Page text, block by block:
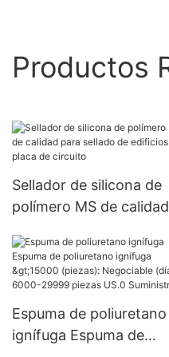
Productos
Sellador de silicona de
polímero MS de calidad
placa de circuito
Espuma de poliuretano
ignífuga Espuma de